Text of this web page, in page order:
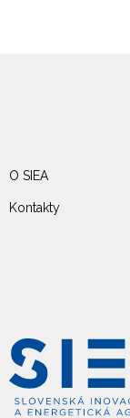
O SIEA
Kontakty